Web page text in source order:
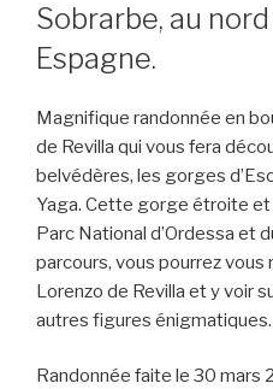
Sobrarbe, au nord
Espagne.
Magnifique randonnée en
de Revilla qui vous fera
belvédères, les gorges
Yaga. Cette gorge étroite
Parc National d’Ordessa et
parcours, vous pourrez vous
Lorenzo de Revilla et y voir
autres figures énigmatiques.
Randonnée faite le 30 mars